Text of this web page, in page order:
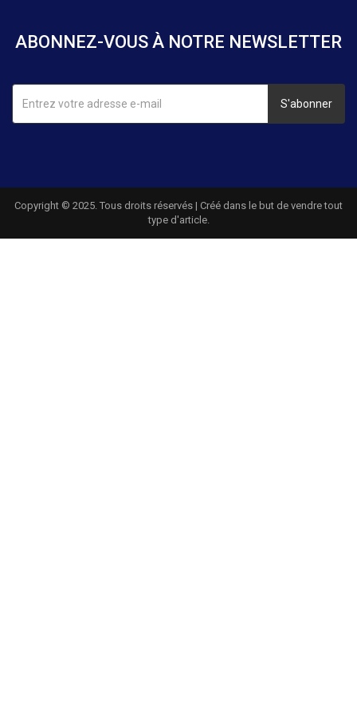
ABONNEZ-VOUS À NOTRE NEWSLETTER
S'abonner
Copyright © 2025. Tous droits réservés | Créé dans le but de vendre tout
type d'article.